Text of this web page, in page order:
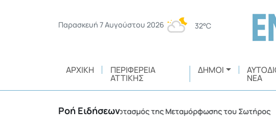
Παρασκευή 7 Αυγούστου 2026 32°C
ΑΡΧΙΚΉ ΠΕΡΙΦΈΡΕΙΑ
ΑΤΤΙΚΉΣ
ΔΉΜΟΙ
ΝΈΑ
Ροή Ειδήσεων
Με λαμπρότητα ο εορτασμός της Μεταμόρφωσης του Σωτήρος •